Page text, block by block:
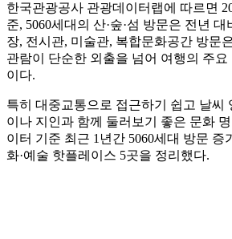
한국관광공사 관광데이터랩에 따르면
준, 5060세대의 산·숲·섬 방문은 전년
장, 전시관, 미술관, 복합문화공간 방문
관람이 단순한 외출을 넘어 여행의 주요
이다.
특히 대중교통으로 접근하기 쉽고 날씨
이나 지인과 함께 둘러보기 좋은 문화
이터 기준 최근 1년간 5060세대 방문 증
화·예술 핫플레이스 5곳을 정리했다.